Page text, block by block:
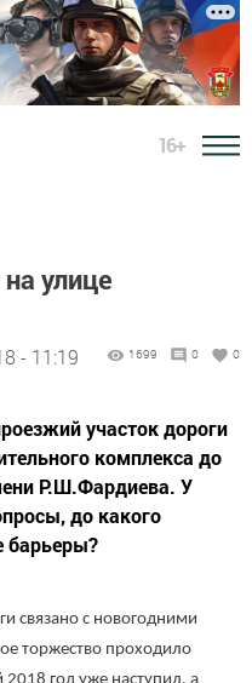
16+
улице
- 11:19 1699 0 0
участок дороги
комплекса до
Р.Ш.Фардиева. У
до какого
барьеры?
связано с новогодними
торжество проходило